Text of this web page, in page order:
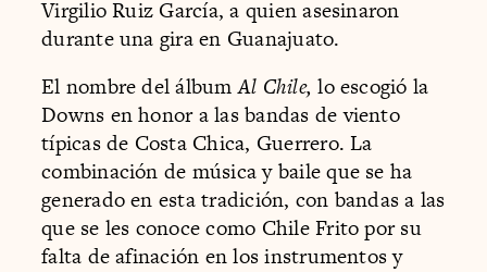
Virgilio Ruiz García, a quien asesinaron
durante una gira en Guanajuato.
El nombre del álbumAl Chile,lo escogió la
Downs en honor a las bandas de viento
típicas de Costa Chica, Guerrero. La
combinación de música y baile que se ha
generado en esta tradición, con bandas a las
que se les conoce como Chile Frito por su
falta de afinación en los instrumentos y